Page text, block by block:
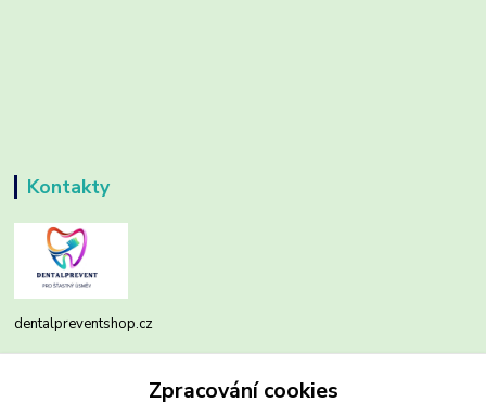
Kontakty
dentalpreventshop.cz
+420721639204Zpracování cookies